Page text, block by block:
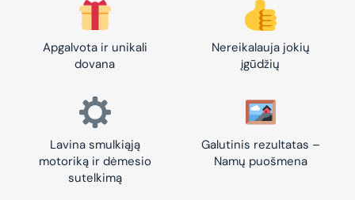
Apgalvota ir unikali
dovana
Nereikalauja jokių
įgūdžių
Lavina smulkiąją
motoriką ir dėmesio
sutelkimą
Galutinis rezultatas –
Namų puošmena